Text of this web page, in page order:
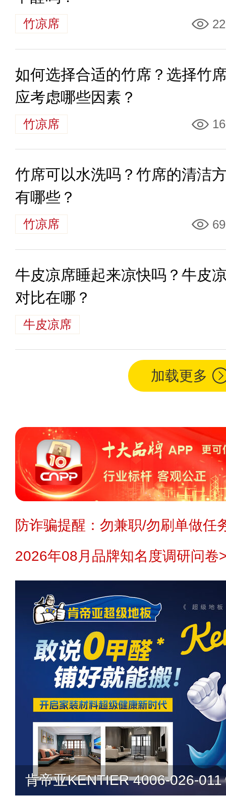
竹凉席
如何选择合适的竹席？选择竹
应考虑哪些因素？
竹凉席
竹席可以水洗吗？竹席的清洁
有哪些？
竹凉席 69
牛皮凉席睡起来凉快吗？牛皮
对比在哪？
牛皮凉席
加载更多
防诈骗提醒：勿兼职/勿刷单做任
2026年08月品牌知名度调研问卷
肯帝亚KENTIER 4006-026-011